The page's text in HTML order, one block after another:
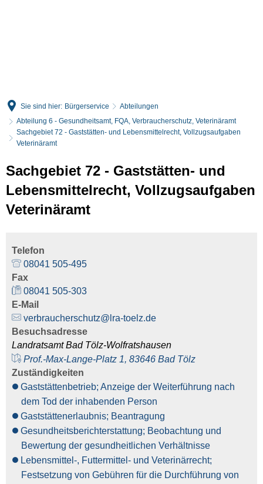
Sie sind hier: Bürgerservice
Abteilungen
Abteilung 6 - Gesundheitsamt, FQA, Verbraucherschutz, Veterinäramt
Sachgebiet 72 - Gaststätten- und Lebensmittelrecht, Vollzugsaufgaben
Veterinäramt
Sachgebiet 72 - Gaststätten- und
Lebensmittelrecht, Vollzugsaufgaben
Veterinäramt
Telefon
08041 505-495
Fax
08041 505-303
E-Mail
verbraucherschutz@lra-toelz.de
Besuchsadresse
Landratsamt Bad Tölz-Wolfratshausen
Prof.-Max-Lange-Platz 1, 83646 Bad Tölz
Zuständigkeiten
Gaststättenbetrieb; Anzeige der Weiterführung nach
dem Tod der inhabenden Person
Gaststättenerlaubnis; Beantragung
Gesundheitsberichterstattung; Beobachtung und
Bewertung der gesundheitlichen Verhältnisse
Lebensmittel-, Futtermittel- und Veterinärrecht;
Festsetzung von Gebühren für die Durchführung von